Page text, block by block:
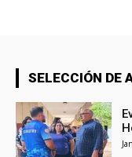
SELECCIÓN DE